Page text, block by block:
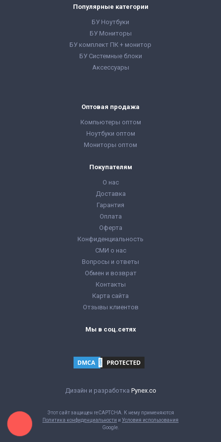
расходная накладная
гарантийный талон,
расходная накладная
Популярные категории
БУ Ноутбуки
БУ Мониторы
БУ комплект ПК + монитор
БУ Системные блоки
Аксессуары
Оптовая продажа
Компьютеры оптом
Ноутбуки оптом
Мониторы оптом
Покупателям
О нас
Доставка
Гарантия
Оплата
Оферта
Конфиденциальность
СМИ о нас
Вопросы и ответы
Обмен и возврат
Контакты
Карта сайта
Отзывы клиентов
Мы в соц.сетях
Дизайн и разработка Pynex.co
Этот сайт защищен reCAPTCHA. К нему применяются
Политика конфиденциальности и Условия использования
Google.